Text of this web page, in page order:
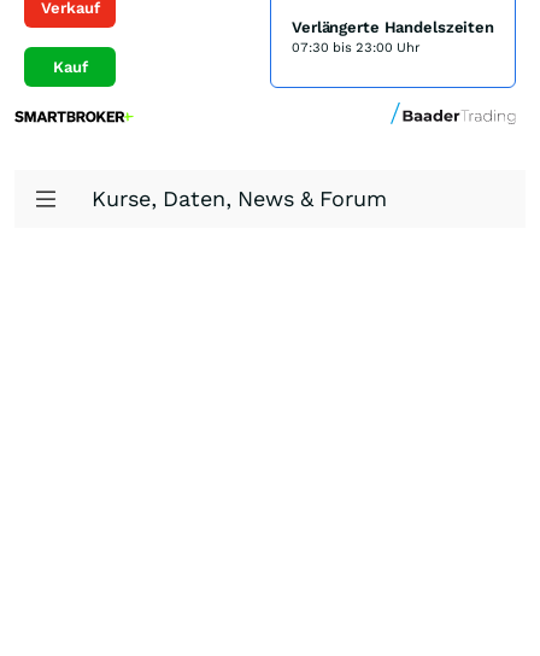
Verkauf
Kauf
Verlängerte Handelszeiten
07:30 bis 23:00 Uhr
Kurse, Daten, News & Forum